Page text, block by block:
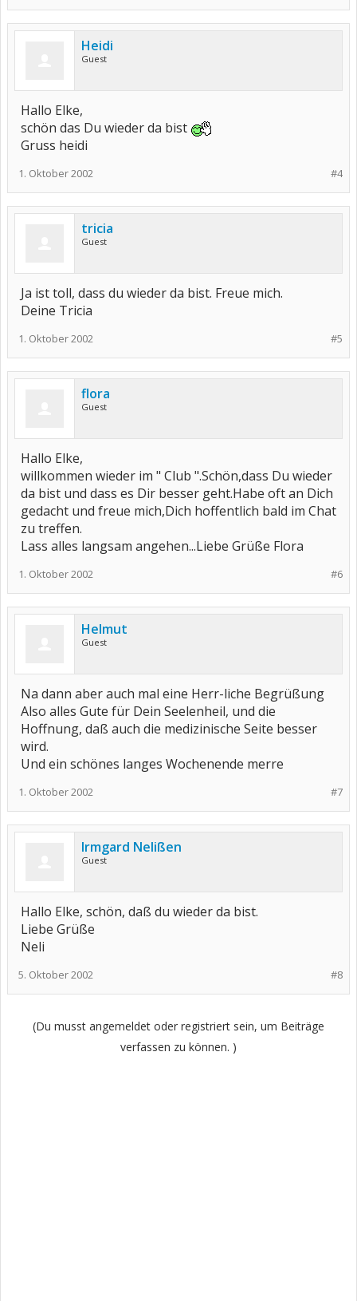
Heidi
Guest
Hallo Elke,
schön das Du wieder da bist
Gruss heidi
#4
1. Oktober 2002
tricia
Guest
Ja ist toll, dass du wieder da bist. Freue mich.
Deine Tricia
#5
1. Oktober 2002
flora
Guest
Hallo Elke,
willkommen wieder im " Club ".Schön,dass Du wieder
da bist und dass es Dir besser geht.Habe oft an Dich
gedacht und freue mich,Dich hoffentlich bald im Chat
zu treffen.
Lass alles langsam angehen...Liebe Grüße Flora
#6
1. Oktober 2002
Helmut
Guest
Na dann aber auch mal eine Herr-liche Begrüßung
Also alles Gute für Dein Seelenheil, und die
Hoffnung, daß auch die medizinische Seite besser
wird.
Und ein schönes langes Wochenende merre
#7
1. Oktober 2002
Irmgard Nelißen
Guest
Hallo Elke, schön, daß du wieder da bist.
Liebe Grüße
Neli
#8
5. Oktober 2002
(Du musst angemeldet oder registriert sein, um Beiträge
verfassen zu können. )